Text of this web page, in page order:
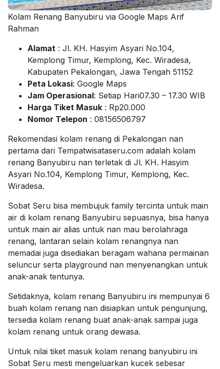
Kolam Renang Banyubiru via Google Maps Arif
Rahman
Alamat : Jl. KH. Hasyim Asyari No.104,
Kemplong Timur, Kemplong, Kec. Wiradesa,
Kabupaten Pekalongan, Jawa Tengah 51152
Peta Lokasi: Google Maps
Jam Operasional: Setiap Hari07.30 – 17.30 WIB
Harga Tiket Masuk : Rp20.000
Nomor Telepon : 08156506797
Rekomendasi kolam renang di Pekalongan nan
pertama dari Tempatwisataseru.com adalah kolam
renang Banyubiru nan terletak di Jl. KH. Hasyim
Asyari No.104, Kemplong Timur, Kemplong, Kec.
Wiradesa.
Sobat Seru bisa membujuk family tercinta untuk main
air di kolam renang Banyubiru sepuasnya, bisa hanya
untuk main air alias untuk nan mau berolahraga
renang, lantaran selain kolam renangnya nan
memadai juga disediakan beragam wahana permainan
seluncur serta playground nan menyenangkan untuk
anak-anak tentunya.
Setidaknya, kolam renang Banyubiru ini mempunyai 6
buah kolam renang nan disiapkan untuk pengunjung,
tersedia kolam renang buat anak-anak sampai juga
kolam renang untuk orang dewasa.
Untuk nilai tiket masuk kolam renang banyubiru ini
Sobat Seru mesti mengeluarkan kucek sebesar